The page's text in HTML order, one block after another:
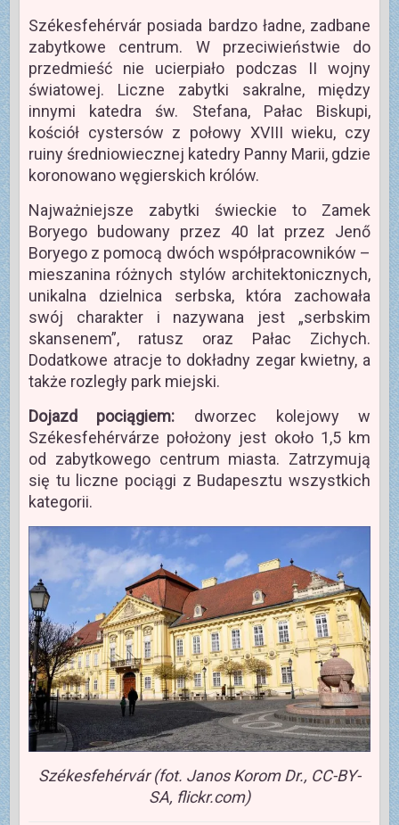
Székesfehérvár posiada bardzo ładne, zadbane
zabytkowe centrum. W przeciwieństwie do
przedmieść nie ucierpiało podczas II wojny
światowej. Liczne zabytki sakralne, między
innymi katedra św. Stefana, Pałac Biskupi,
kościół cystersów z połowy XVIII wieku, czy
ruiny średniowiecznej katedry Panny Marii, gdzie
koronowano węgierskich królów.
Najważniejsze zabytki świeckie to Zamek
Boryego budowany przez 40 lat przez Jenő
Boryego z pomocą dwóch współpracowników –
mieszanina różnych stylów architektonicznych,
unikalna dzielnica serbska, która zachowała
swój charakter i nazywana jest „serbskim
skansenem”, ratusz oraz Pałac Zichych.
Dodatkowe atracje to dokładny zegar kwietny, a
także rozległy park miejski.
Dojazd pociągiem: dworzec kolejowy w
Székesfehérvárze położony jest około 1,5 km
od zabytkowego centrum miasta. Zatrzymują
się tu liczne pociągi z Budapesztu wszystkich
kategorii.
Székesfehérvár (fot. Janos Korom Dr., CC-BY-
SA, flickr.com)